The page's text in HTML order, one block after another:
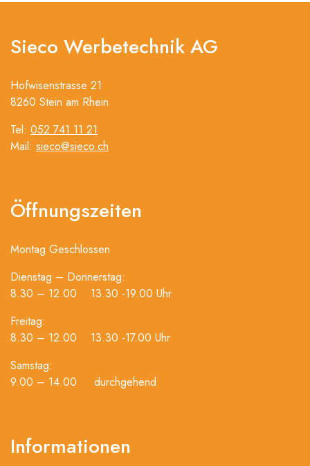
Sieco Werbetechnik AG
Hofwisenstrasse 21
8260 Stein am Rhein
Tel: 052 741 11 21
Mail: sieco@sieco.ch
Öffnungszeiten
Montag Geschlossen
Dienstag – Donnerstag:
8.30 – 12.00 13.30 -19.00 Uhr
Freitag:
8.30 – 12.00 13.30 -17.00 Uhr
Samstag:
9.00 – 14.00 durchgehend
Informationen